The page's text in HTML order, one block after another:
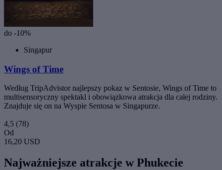
do -10%
Singapur
Wings of Time
Według TripAdvistor najlepszy pokaz w Sentosie, Wings of Time to
multisensoryczny spektakl i obowiązkowa atrakcja dla całej rodziny.
Znajduje się on na Wyspie Sentosa w Singapurze.
4,5 (78)
Od
16,20 USD
Najważniejsze atrakcje w Phukecie